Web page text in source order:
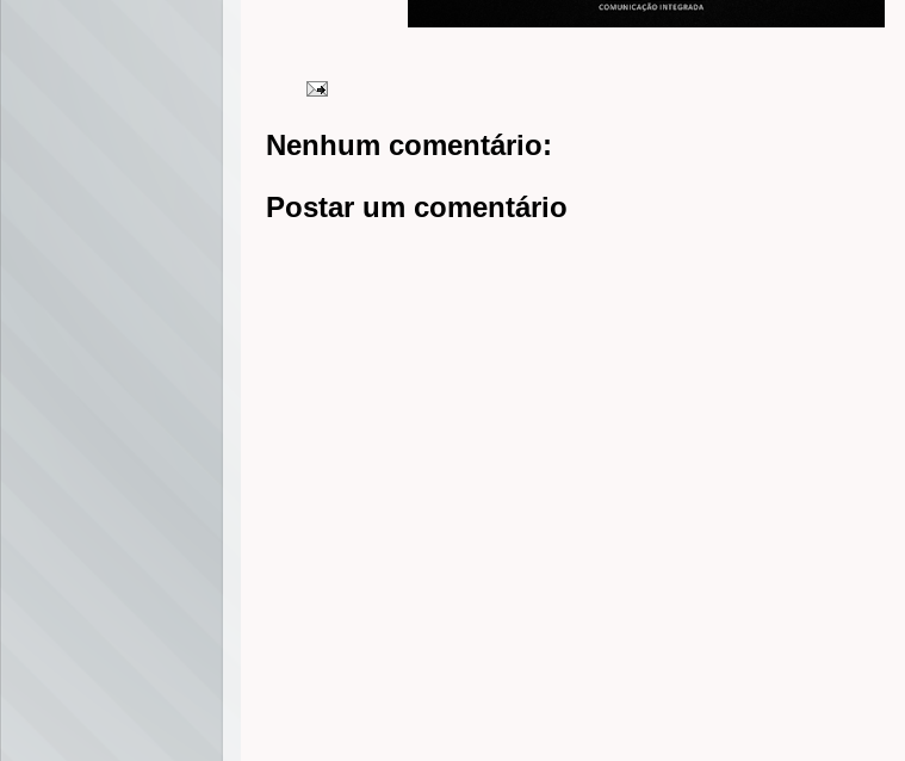
Nenhum comentário:
Postar um comentário